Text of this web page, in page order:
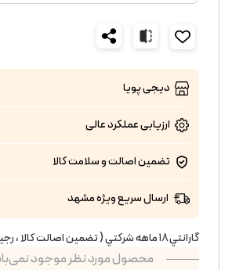
دیجی پویا
ارزیابی عملکردعالی
تضمین اصالت و سلامت کالا
ارسال سریع ویژه مشهد
گارانتي ١٨ ماهه شركتي ( تضمين اصالت كالا ، رجيستر شده )
محصول مورد نظر موجود